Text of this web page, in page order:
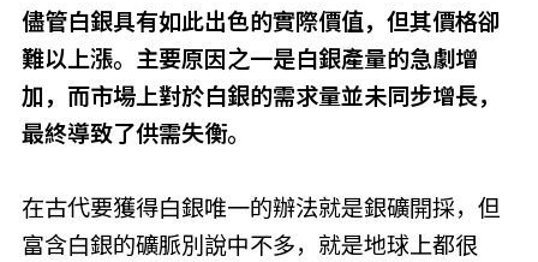
儘管白銀具有如此出色的實際價值，但其價格卻
難以上漲。主要原因之一是白銀產量的急劇增
加，而市場上對於白銀的需求量並未同步增長，
最終導致了供需失衡。
在古代要獲得白銀唯一的辦法就是銀礦開採，但
富含白銀的礦脈別說中不多，就是地球上都很